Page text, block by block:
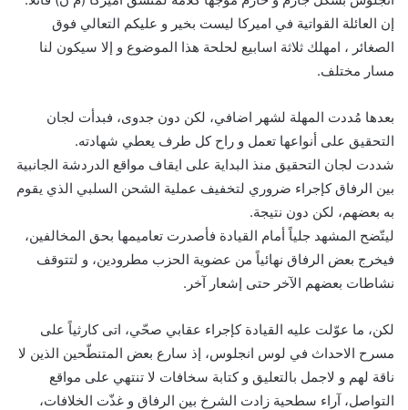
إن العائلة القواتية في اميركا ليست بخير و عليكم التعالي فوق
الصغائر ، امهلك ثلاثة اسابيع لحلحة هذا الموضوع و إلا سيكون لنا
مسار مختلف.
بعدها مُددت المهلة لشهر اضافي، لكن دون جدوى، فبدأت لجان
التحقيق على أنواعها تعمل و راح كل طرف يعطي شهادته.
شددت لجان التحقيق منذ البداية على ايقاف مواقع الدردشة الجانبية
بين الرفاق كإجراء ضروري لتخفيف عملية الشحن السلبي الذي يقوم
به بعضهم، لكن دون نتيجة.
ليتّضح المشهد جلياً أمام القيادة فأصدرت تعاميمها بحق المخالفين،
فيخرج بعض الرفاق نهائياً من عضوية الحزب مطرودين، و لتتوقف
نشاطات بعضهم الآخر حتى إشعار آخر.
لكن، ما عوّلت عليه القيادة كإجراء عقابي صحّي، اتى كارثياً على
مسرح الاحداث في لوس انجلوس، إذ سارع بعض المتنطّحين الذين لا
ناقة لهم و لاجمل بالتعليق و كتابة سخافات لا تنتهي على مواقع
التواصل، آراء سطحية زادت الشرخ بين الرفاق و غذّت الخلافات،